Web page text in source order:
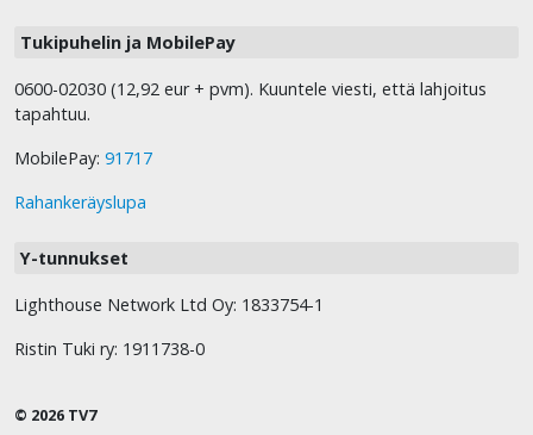
Tukipuhelin ja MobilePay
0600-02030 (12,92 eur + pvm). Kuuntele viesti, että lahjoitus
tapahtuu.
MobilePay: 91717
Rahankeräyslupa
Y-tunnukset
Lighthouse Network Ltd Oy: 1833754-1
Ristin Tuki ry: 1911738-0
© 2026 TV7